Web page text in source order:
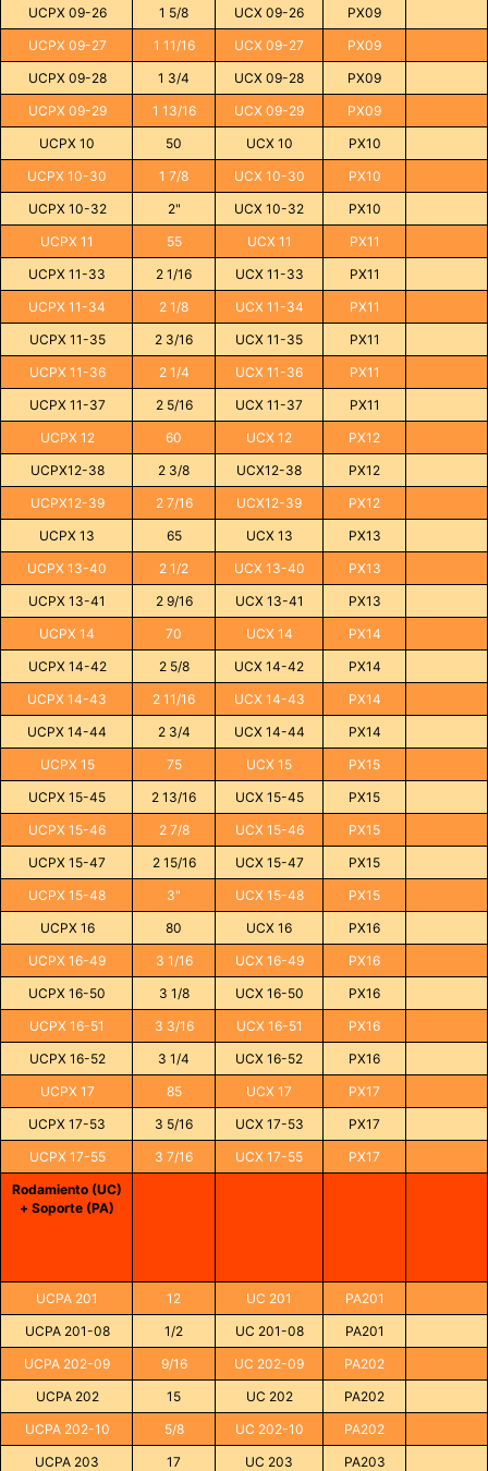
UCPX 09-26 1 5/8 UCX 09-26
PX09
UCPX 09-27
1 11/16 UCX 09-27
PX09
UCPX 09-28
1 3/4 UCX 09-28
PX09
UCPX 09-29
1 13/16 UCX 09-29
PX09
UCPX 10
50 UCX 10
PX10
UCPX 10-30
1 7/8 UCX 10-30
PX10
UCPX 10-32
2" UCX 10-32
PX10
UCPX 11
55 UCX 11
PX11
UCPX 11-33
2 1/16 UCX 11-33
PX11
UCPX 11-34
2 1/8 UCX 11-34
PX11
UCPX 11-35
2 3/16 UCX 11-35
PX11
UCPX 11-36
2 1/4 UCX 11-36
PX11
UCPX 11-37
2 5/16 UCX 11-37
PX11
UCPX 12
60 UCX 12
PX12
UCPX12-38
2 3/8 UCX12-38
PX12
UCPX12-39
2 7/16 UCX12-39
PX12
UCPX 13
65 UCX 13
PX13
UCPX 13-40
2 1/2 UCX 13-40
PX13
UCPX 13-41
2 9/16 UCX 13-41
PX13
UCPX 14
70 UCX 14
PX14
UCPX 14-42
2 5/8 UCX 14-42
PX14
UCPX 14-43
2 11/16 UCX 14-43
PX14
UCPX 14-44
2 3/4 UCX 14-44
PX14
UCPX 15
75 UCX 15
PX15
UCPX 15-45
2 13/16 UCX 15-45
PX15
UCPX 15-46
2 7/8 UCX 15-46
PX15
UCPX 15-47
2 15/16 UCX 15-47
PX15
UCPX 15-48
3" UCX 15-48
PX15
UCPX 16
80 UCX 16
PX16
UCPX 16-49
3 1/16 UCX 16-49
PX16
UCPX 16-50
3 1/8 UCX 16-50
PX16
UCPX 16-51
3 3/16 UCX 16-51
PX16
UCPX 16-52
3 1/4 UCX 16-52
PX16
UCPX 17
85 UCX 17
PX17
UCPX 17-53
3 5/16 UCX 17-53
PX17
UCPX 17-55
3 7/16 UCX 17-55
PX17
Rodamiento (UC)
+ Soporte (PA)
UCPA 201 12 UC 201
PA201
UCPA 201-08
1/2 UC 201-08
PA201
UCPA 202-09
9/16 UC 202-09
PA202
UCPA 202
15 UC 202
PA202
UCPA 202-10
5/8 UC 202-10
PA202
UCPA 203
17 UC 203
PA203